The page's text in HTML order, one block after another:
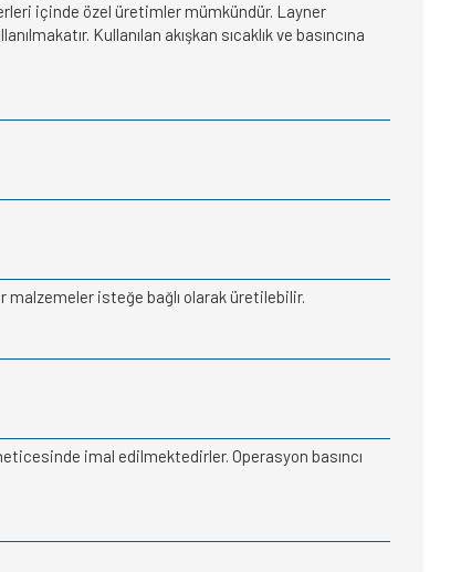
içinde özel üretimler mümkündür. Layner
Kullanılan akışkan sıcaklık ve basıncına
malzemeler isteğe bağlı olarak üretilebilir.
imal edilmektedirler. Operasyon basıncı